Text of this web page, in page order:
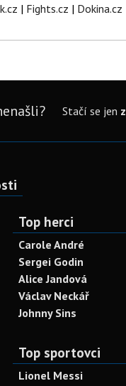
| Fights.cz | Dokina.cz
Stačí se jen
Top herci
Carole André
Sergei Godin
Alice Jandová
Václav Neckář
Johnny Sins
Top sportovci
Lionel Messi